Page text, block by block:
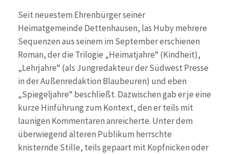
Seit neuestem Ehrenbürger seiner
Heimatgemeinde Dettenhausen, las Huby mehrere
Sequenzen aus seinem im September erschienen
Roman, der die Trilogie „Heimatjahre“ (Kindheit),
„Lehrjahre“ (als Jungredakteur der Südwest Presse
in der Außenredaktion Blaubeuren) und eben
„Spiegeljahre“ beschließt. Dazwischen gab er je eine
kurze Hinführung zum Kontext, den er teils mit
launigen Kommentaren anreicherte. Unter dem
überwiegend älteren Publikum herrschte
knisternde Stille, teils gepaart mit Kopfnicken oder